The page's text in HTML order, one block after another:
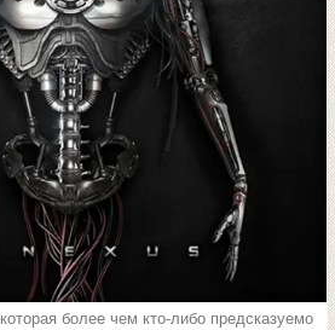
более чем кто-либо предсказуемо